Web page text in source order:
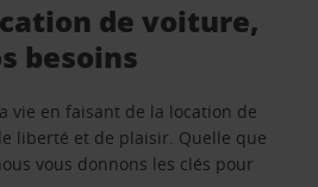
de voiture,
besoins
vie en faisant de la location de
liberté et de plaisir. Quelle que
vous donnons les clés pour